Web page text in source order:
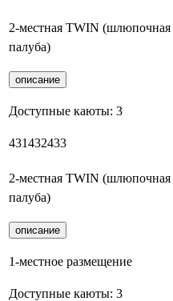
2-местная TWIN (шлюпочная
палуба)
описание
Доступные каюты: 3
431432433
2-местная TWIN (шлюпочная
палуба)
описание
1-местное размещение
Доступные каюты: 3